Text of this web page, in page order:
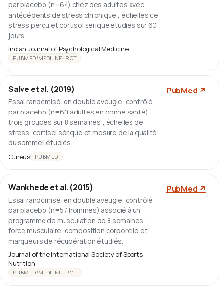
par placebo (n=64) chez des adultes avec
antécédents de stress chronique ; échelles de
stress perçu et cortisol sérique étudiés sur 60
jours.
Indian Journal of Psychological Medicine
PUBMED/MEDLINE · RCT
Salve et al. (2019)
Essai randomisé, en double aveugle, contrôlé
par placebo (n=60 adultes en bonne santé),
trois groupes sur 8 semaines ; échelles de
stress, cortisol sérique et mesure de la qualité
du sommeil étudiés.
Cureus PUBMED
PubMed ↗
Wankhede et al. (2015)
Essai randomisé, en double aveugle, contrôlé
par placebo (n=57 hommes) associé à un
programme de musculation de 8 semaines ;
force musculaire, composition corporelle et
marqueurs de récupération étudiés.
Journal of the International Society of Sports
Nutrition
PUBMED/MEDLINE · RCT
PubMed ↗